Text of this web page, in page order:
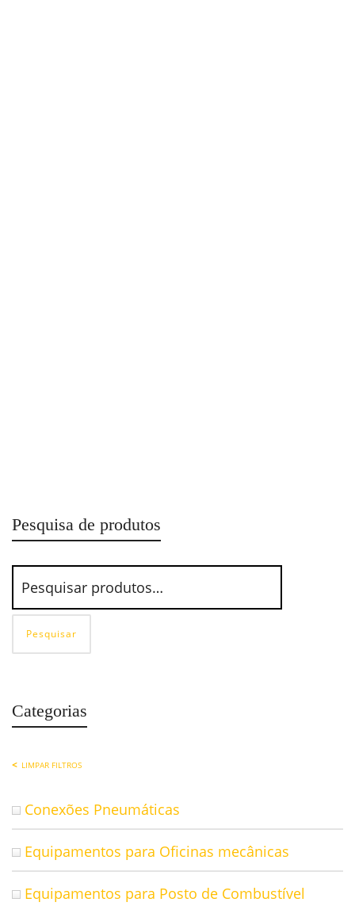
Pesquisa de produtos
Pesquisar
Categorias
LIMPAR FILTROS
Conexões Pneumáticas
Equipamentos para Oficinas mecânicas
Equipamentos para Posto de Combustível